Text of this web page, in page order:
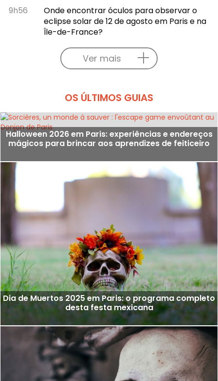
9h56
Onde encontrar óculos para observar o
eclipse solar de 12 de agosto em Paris e na
Île-de-France?
Ver mais
OS ÚLTIMOS GUIAS
Halloween 2026 em Paris: experiências e endereços
mágicos para brincar aos aprendizes de feiticeiro
Dia de Muertos 2025 em Paris: o programa completo
desta festa mexicana